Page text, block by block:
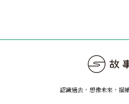
認識過去，想像未來 ， 描